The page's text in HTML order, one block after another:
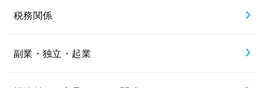
税務関係
副業・独立・起業